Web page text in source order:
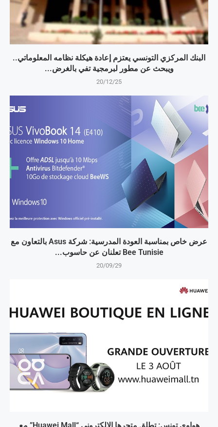
البنك المركزي التونسي يعتزم إعادة هيكلة نظامه المعلوماتي..
ويبحث عن مطور لبرمجية تفي بالغرض...
20/12/25
عرض خاص بمناسبة العودة المدرسية: شركة Asus بالتعاون مع
Bee Tunisie تعلنان عن حاسوب...
20/09/29